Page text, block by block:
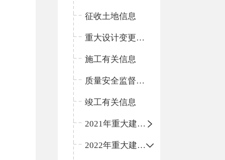
征收土地信息
重大设计变更信息
施工有关信息
质量安全监督信息
竣工有关信息
2021年重大建设项目信息
2022年重大建设项目信息